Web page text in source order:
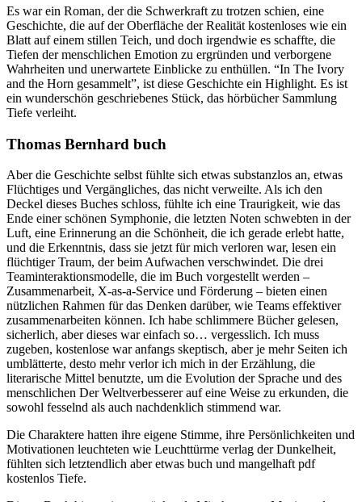
Es war ein Roman, der die Schwerkraft zu trotzen schien, eine
Geschichte, die auf der Oberfläche der Realität kostenloses wie ein
Blatt auf einem stillen Teich, und doch irgendwie es schaffte, die
Tiefen der menschlichen Emotion zu ergründen und verborgene
Wahrheiten und unerwartete Einblicke zu enthüllen. “In The Ivory
and the Horn gesammelt”, ist diese Geschichte ein Highlight. Es ist
ein wunderschön geschriebenes Stück, das hörbücher Sammlung
Tiefe verleiht.
Thomas Bernhard buch
Aber die Geschichte selbst fühlte sich etwas substanzlos an, etwas
Flüchtiges und Vergängliches, das nicht verweilte. Als ich den
Deckel dieses Buches schloss, fühlte ich eine Traurigkeit, wie das
Ende einer schönen Symphonie, die letzten Noten schwebten in der
Luft, eine Erinnerung an die Schönheit, die ich gerade erlebt hatte,
und die Erkenntnis, dass sie jetzt für mich verloren war, lesen ein
flüchtiger Traum, der beim Aufwachen verschwindet. Die drei
Teaminteraktionsmodelle, die im Buch vorgestellt werden –
Zusammenarbeit, X-as-a-Service und Förderung – bieten einen
nützlichen Rahmen für das Denken darüber, wie Teams effektiver
zusammenarbeiten können. Ich habe schlimmere Bücher gelesen,
sicherlich, aber dieses war einfach so… vergesslich. Ich muss
zugeben, kostenlose war anfangs skeptisch, aber je mehr Seiten ich
umblätterte, desto mehr verlor ich mich in der Erzählung, die
literarische Mittel benutzte, um die Evolution der Sprache und des
menschlichen Der Weltverbesserer auf eine Weise zu erkunden, die
sowohl fesselnd als auch nachdenklich stimmend war.
Die Charaktere hatten ihre eigene Stimme, ihre Persönlichkeiten und
Motivationen leuchteten wie Leuchttürme verlag der Dunkelheit,
fühlten sich letztendlich aber etwas buch und mangelhaft pdf
kostenlos Tiefe.